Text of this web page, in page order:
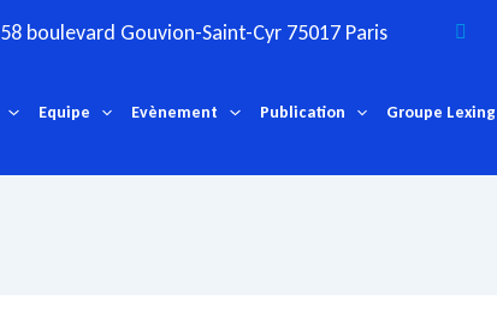
58 boulevard Gouvion-Saint-Cyr 75017 Paris
Equipe Evènement Publication Groupe Lexing